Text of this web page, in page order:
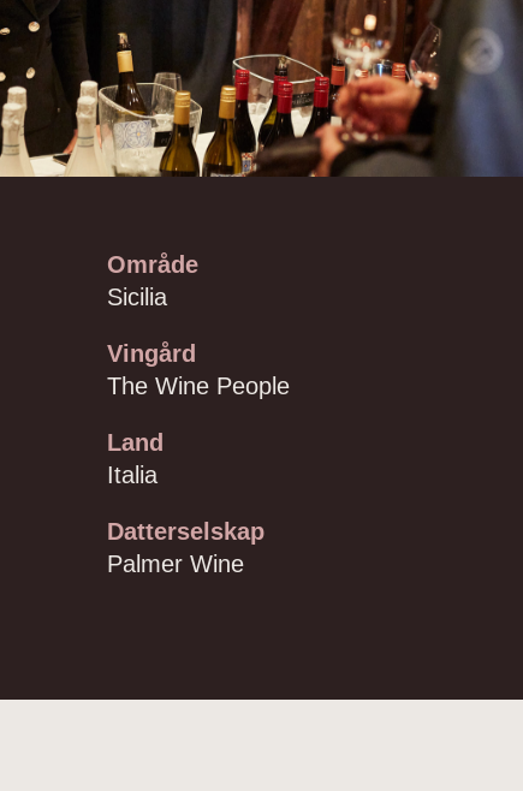
Område
Sicilia
Vingård
The Wine People
Land
Italia
Datterselskap
Palmer Wine